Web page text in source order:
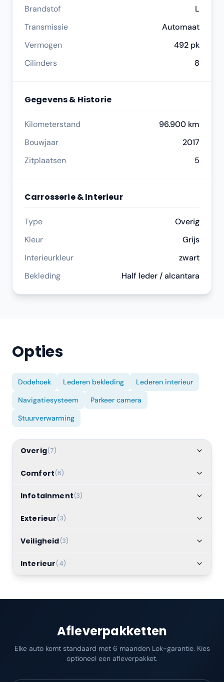
Brandstof
L
Transmissie
Automaat
Vermogen
492 pk
Cilinders
8
Gegevens & Historie
Kilometerstand
96.900 km
Bouwjaar
2017
Zitplaatsen
5
Carrosserie & Interieur
Type
Overig
Kleur
Grijs
Interieurkleur
zwart
Bekleding
Half leder / alcantara
Opties
Dodehoek Lederen bekleding
Lederen interieur
Navigatiesysteem
Parkeer camera
Stuurverwarming
Overig(7)
Comfort(6)
Infotainment(3)
Exterieur(3)
Veiligheid(3)
Interieur(4)
Afleverpakketten
Elke auto komt standaard met 6 maanden Lok-garantie. Kies
optioneel een afleverpakket.